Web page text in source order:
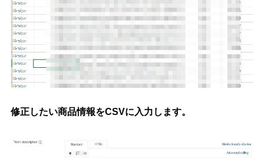
修正したい商品情報をCSVに入力します。